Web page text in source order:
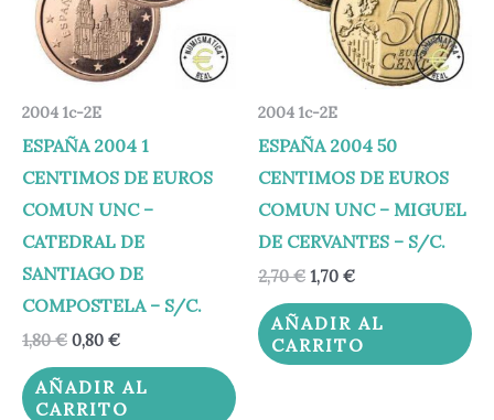
2004 1c-2E
ESPAÑA 2004 1
CENTIMOS DE EUROS
COMUN UNC –
CATEDRAL DE
SANTIAGO DE
COMPOSTELA – S/C.
1,80€ 0,80 €
AÑADIR AL
CARRITO
2004 1c-2E
ESPAÑA 2004 50
CENTIMOS DE EUROS
COMUN UNC – MIGUEL
DE CERVANTES – S/C.
2,70€ 1,70 €
AÑADIR AL
CARRITO